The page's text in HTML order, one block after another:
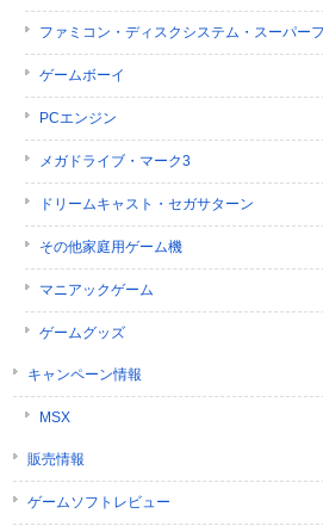
ファミコン・ディスクシステム・スーパー
ゲームボーイ
PCエンジン
メガドライブ・マーク3
ドリームキャスト・セガサターン
その他家庭用ゲーム機
マニアックゲーム
ゲームグッズ
キャンペーン情報
MSX
販売情報
ゲームソフトレビュー